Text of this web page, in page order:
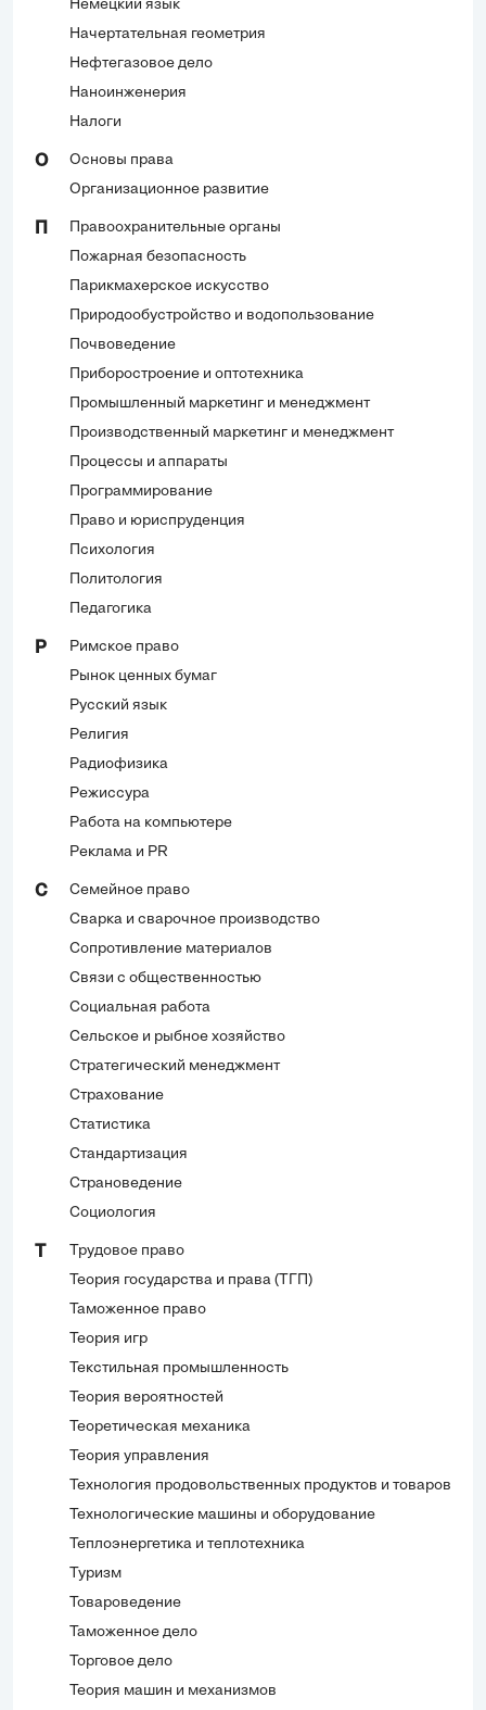
Немецкий язык
Начертательная геометрия
Нефтегазовое дело
Наноинженерия
Налоги
О
Основы права
Организационное развитие
Правоохранительные органы
Пожарная безопасность
Парикмахерское искусство
Природообустройство и водопользование
Почвоведение
Приборостроение и оптотехника
Промышленный маркетинг и менеджмент
Производственный маркетинг и менеджмент
Процессы и аппараты
Программирование
Право и юриспруденция
Психология
Политология
Педагогика
Р
Римское право
Рынок ценных бумаг
Русский язык
Религия
Радиофизика
Режиссура
Работа на компьютере
Реклама и PR
С
Семейное право
Сварка и сварочное производство
Сопротивление материалов
Связи с общественностью
Социальная работа
Сельское и рыбное хозяйство
Стратегический менеджмент
Страхование
Статистика
Стандартизация
Страноведение
Социология
Трудовое право
Теория государства и права (ТГП)
Таможенное право
Теория игр
Текстильная промышленность
Теория вероятностей
Теоретическая механика
Теория управления
Технология продовольственных продуктов и товаров
Технологические машины и оборудование
Теплоэнергетика и теплотехника
Туризм
Товароведение
Таможенное дело
Торговое дело
Теория машин и механизмов